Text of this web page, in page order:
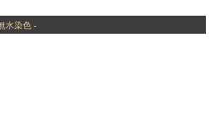
水染色 -